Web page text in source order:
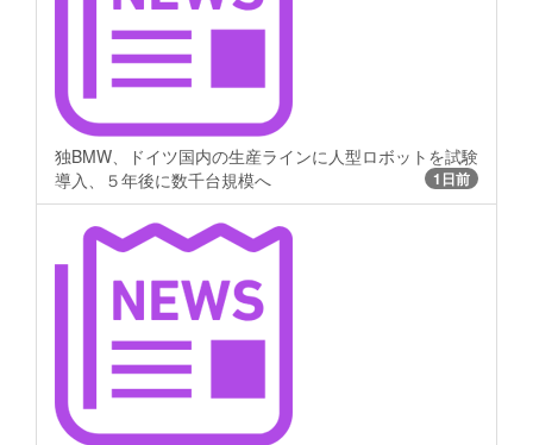
独BMW、ドイツ国内の生産ラインに人型ロボットを試験
導入、５年後に数千台規模へ
1日前